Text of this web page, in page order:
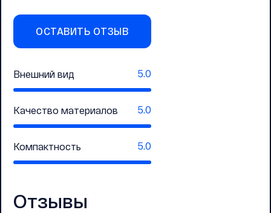
Отзывы
ОСТАВИТЬ ОТЗЫВ
Внешний вид 5.0
Качество материалов 5.0
Компактность 5.0